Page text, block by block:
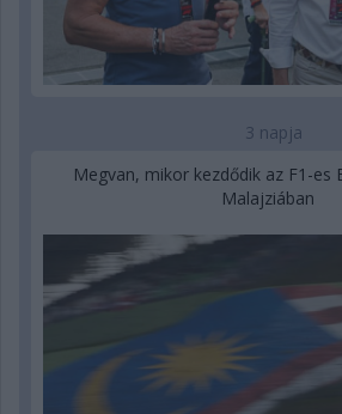
3 napja
Megvan, mikor kezdődik az F1-es
Malajziában